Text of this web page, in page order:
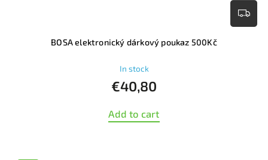
BOSA elektronický dárkový poukaz 500Kč
In stock
€40,80
Add to cart